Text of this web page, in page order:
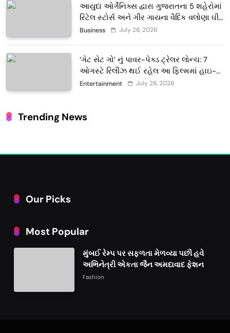
આયુદા ઓર્ગેનિક્સ દ્વારા ગુજરાતના 5 શહેરોમાં
રિટેલ સ્ટોર્સ અને ગીર ગાયના વૈદિક વલોણા ઘી-
દૂધની શુદ્ધ સેવાઓ સાથે વ્યાપક વિસ્તરણ
Business July 28, 2026
‘ગેટ સેટ ગો’ નું પાવર-પેક્ડ ટ્રેલર લોન્ચ: 7
ઓગસ્ટે રિલીઝ થઈ રહેલ આ ફિલ્મમાં હાઇ-
ટેક VFX જોવા મળશે
Entertainment July 28, 2026
Trending News
Our Picks
Most Popular
મુંબઈ રેમ્પ પર સફળતા મેળવ્યા પછી હવે
અભિનેત્રી એકતા જૈન અમદાવાદ ફેશન
વીકમાં પોતાની પ્રતિભા પ્રદર્શિત કરશે
Fashion